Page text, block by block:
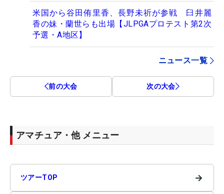
米国から谷田侑里香、長野未祈が参戦 臼井麗
香の妹・蘭世らも出場【JLPGAプロテスト第2次
予選・A地区】
ニュース一覧
前の大会 次の大会
アマチュア・他 メニュー
ツアーTOP →